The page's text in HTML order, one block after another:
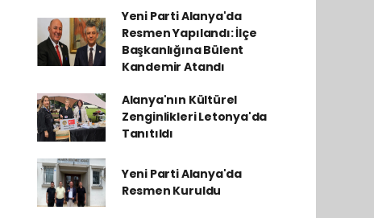
Yeni Parti Alanya'da
Resmen Yapılandı: İlçe
Başkanlığına Bülent
Kandemir Atandı
Alanya'nın Kültürel
Zenginlikleri Letonya'da
Tanıtıldı
Yeni Parti Alanya'da
Resmen Kuruldu